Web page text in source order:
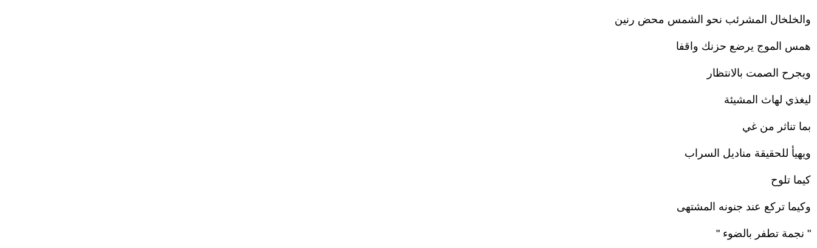
والخلخال المشرئب نحو الشمس محض رنين
همس الموج يرضع حزنك واقفا
ويجرح الصمت بالانتظار
ليغذي لهاث المشيئة
بما تناثر من غي
ويهيأ للحقيقة مناديل السراب
كيما تلوح
وكيما تركع عند جنونه المشتهى
" نجمة تطفر بالضوء "